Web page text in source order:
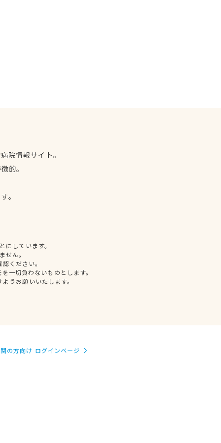
院情報サイト。
的。
。
しています。
せん。
ください。
一切負わないものとします。
うお願いいたします。
の方向け ログインページ